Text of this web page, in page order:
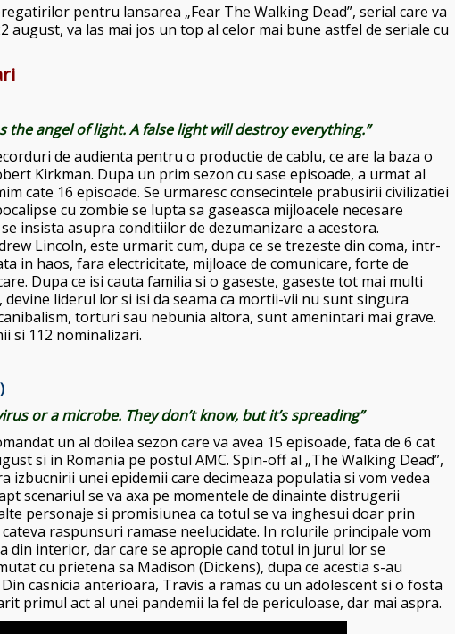
pentru lansarea „Fear The Walking Dead”, serial care va
august, va las mai jos un top al celor mai bune astfel de seriale cu
the angel of light. A false light will destroy everything.”
de audienta pentru o productie de cablu, ce are la baza o
Kirkman. Dupa un prim sezon cu sase episoade, a urmat al
cate 16 episoade. Se urmaresc consecintele prabusirii civilizatiei
cu zombie se lupta sa gaseasca mijloacele necesare
insista asupra conditiilor de dezumanizare a acestora.
Lincoln, este urmarit cum, dupa ce se trezeste din coma, intr-
in haos, fara electricitate, mijloace de comunicare, forte de
Dupa ce isi cauta familia si o gaseste, gaseste tot mai multi
liderul lor si isi da seama ca mortii-vii nu sunt singura
torturi sau nebunia altora, sunt amenintari mai grave.
si 112 nominalizari.
or a microbe. They don’t know, but it’s spreading”
un al doilea sezon care va avea 15 episoade, fata de 6 cat
si in Romania pe postul AMC. Spin-off al „The Walking Dead”,
izbucnirii unei epidemii care decimeaza populatia si vom vedea
scenariul se va axa pe momentele de dinainte distrugerii
personaje si promisiunea ca totul se va inghesui doar prin
raspunsuri ramase neelucidate. In rolurile principale vom
din interior, dar care se apropie cand totul in jurul lor se
cu prietena sa Madison (Dickens), dupa ce acestia s-au
casnicia anterioara, Travis a ramas cu un adolescent si o fosta
primul act al unei pandemii la fel de periculoase, dar mai aspra.